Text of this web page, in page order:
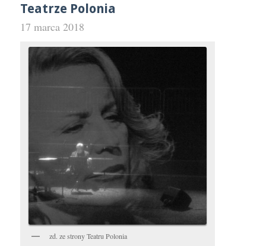
Teatrze Polonia
17 marca 2018
zd. ze strony Teatru Polonia